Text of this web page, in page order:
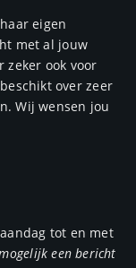
eigen
met al jouw
zeker ook voor
over zeer
Wij wensen jou
tot en met
een bericht